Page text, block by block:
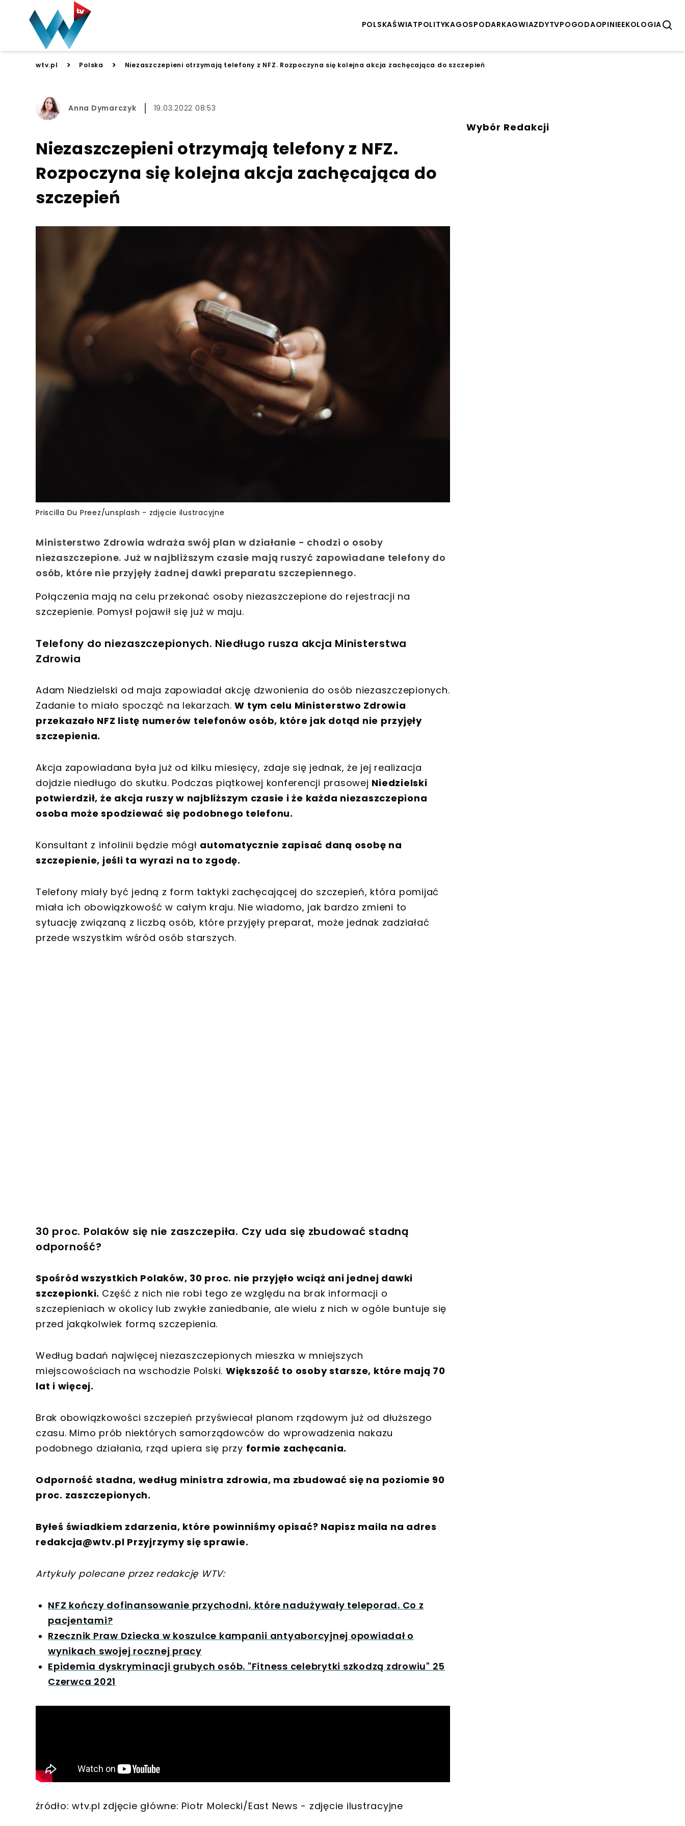
POLSKAŚWIATPOLITYKAGOSPODARKAGWIAZDYTVPOGODAOPINIEEKOLOGIA
wtv.pl > Polska > Niezaszczepieni otrzymają telefony z NFZ. Rozpoczyna się kolejna akcja zachęcająca do szczepień
Anna Dymarczyk 19.03.2022 08:53
Niezaszczepieni otrzymają telefony z NFZ.
Rozpoczyna się kolejna akcja zachęcająca do
szczepień
Priscilla Du Preez/unsplash - zdjęcie ilustracyjne
Ministerstwo Zdrowia wdraża swój plan w działanie - chodzi o osoby
niezaszczepione. Już w najbliższym czasie mają ruszyć zapowiadane telefony do
osób, które nie przyjęły żadnej dawki preparatu szczepiennego.
Połączenia mają na celu przekonać osoby niezaszczepione do rejestracji na
szczepienie. Pomysł pojawił się już w maju.
Telefony do niezaszczepionych. Niedługo rusza akcja Ministerstwa
Zdrowia
Adam Niedzielski od maja zapowiadał akcję dzwonienia do osób niezaszczepionych.
Zadanie to miało spocząć na lekarzach.W tym celu Ministerstwo Zdrowia
przekazało NFZ listę numerów telefonów osób, które jak dotąd nie przyjęły
szczepienia.
Akcja zapowiadana była już od kilku miesięcy, zdaje się jednak, że jej realizacja
dojdzie niedługo do skutku. Podczas piątkowej konferencji prasowej Niedzielski
potwierdził, że akcja ruszy w najbliższym czasie i że każda niezaszczepiona
osoba może spodziewać się podobnego telefonu.
Konsultant z infolinii będzie mógł automatycznie zapisać daną osobę na
szczepienie, jeśli ta wyrazi na to zgodę.
Telefony miały być jedną z form taktyki zachęcającej do szczepień, która pomijać
miała ich obowiązkowość w całym kraju. Nie wiadomo, jak bardzo zmieni to
sytuację związaną z liczbą osób, które przyjęły preparat, może jednak zadziałać
przede wszystkim wśród osób starszych.
30 proc. Polaków się nie zaszczepiła. Czy uda się zbudować stadną
odporność?
Spośród wszystkich Polaków, 30 proc. nie przyjęło wciąż ani jednej dawki
szczepionki. Część z nich nie robi tego ze względu na brak informacji o
szczepieniach w okolicy lub zwykłe zaniedbanie, ale wielu z nich w ogóle buntuje się
przed jakąkolwiek formą szczepienia.
Według badań najwięcej niezaszczepionych mieszka w mniejszych
miejscowościach na wschodzie Polski. Większość to osoby starsze, które mają 70
lat i więcej.
Brak obowiązkowości szczepień przyświecał planom rządowym już od dłuższego
czasu. Mimo prób niektórych samorządowców do wprowadzenia nakazu
podobnego działania, rząd upiera się przy formie zachęcania.
Odporność stadna, według ministra zdrowia, ma zbudować się na poziomie 90
proc. zaszczepionych.
Byłeś świadkiem zdarzenia, które powinniśmy opisać? Napisz maila na adres
redakcja@wtv.pl Przyjrzymy się sprawie.
Artykuły polecane przez redakcję WTV:
NFZ kończy dofinansowanie przychodni, które nadużywały teleporad. Co z
pacjentami?
Rzecznik Praw Dziecka w koszulce kampanii antyaborcyjnej opowiadał o
wynikach swojej rocznej pracy
Epidemia dyskryminacji grubych osób. "Fitness celebrytki szkodzą zdrowiu" 25
Czerwca 2021
źródło: wtv.pl zdjęcie główne: Piotr Molecki/East News - zdjęcie ilustracyjne
Wybór Redakcji